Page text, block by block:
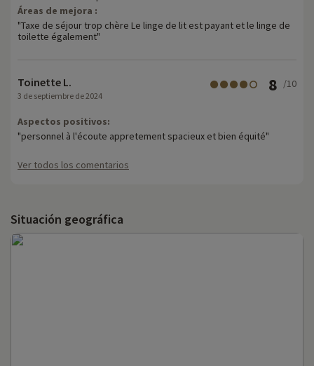
Áreas de mejora :
"Taxe de séjour trop chère Le linge de lit est payant et le linge de
toilette également"
Toinette L.
3 de septiembre de 2024
8 /10
Aspectos positivos:
"personnel à l'écoute appretement spacieux et bien équité"
Ver todos los comentarios
Situación geográfica